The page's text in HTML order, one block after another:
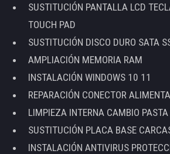
SUSTITUCIÓN PANTALLA LCD
TOUCH PAD
SUSTITUCIÓN DISCO DURO SATA
AMPLIACIÓN MEMORIA RAM
INSTALACIÓN WINDOWS 10 11
REPARACIÓN CONECTOR
LIMPIEZA INTERNA CAMBIO
SUSTITUCIÓN PLACA BASE
INSTALACIÓN ANTIVIRUS